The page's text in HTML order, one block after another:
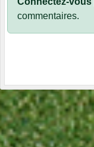
commentaires.